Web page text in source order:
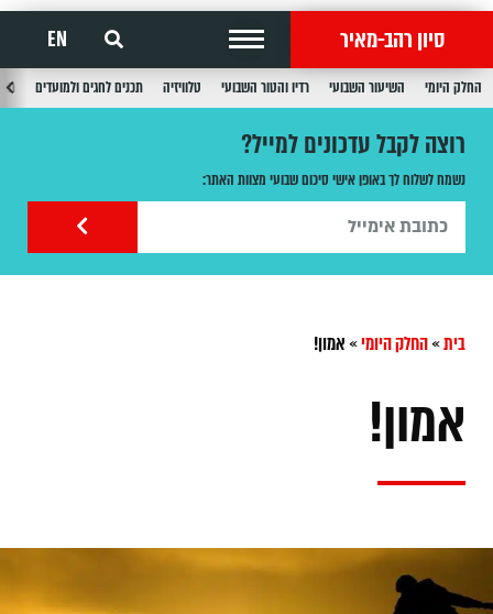
סיון רהב-מאיר EN
החלק היומי השיעור השבועי רדיו והטור השבועי טלוויזיה תכנים לחגים ולמועדים
רוצה לקבל עדכונים למייל?
נשמח לשלוח לך באופן אישי סיכום שבועי מצוות האתר:
בית»החלק היומי»אמון!
אמון!